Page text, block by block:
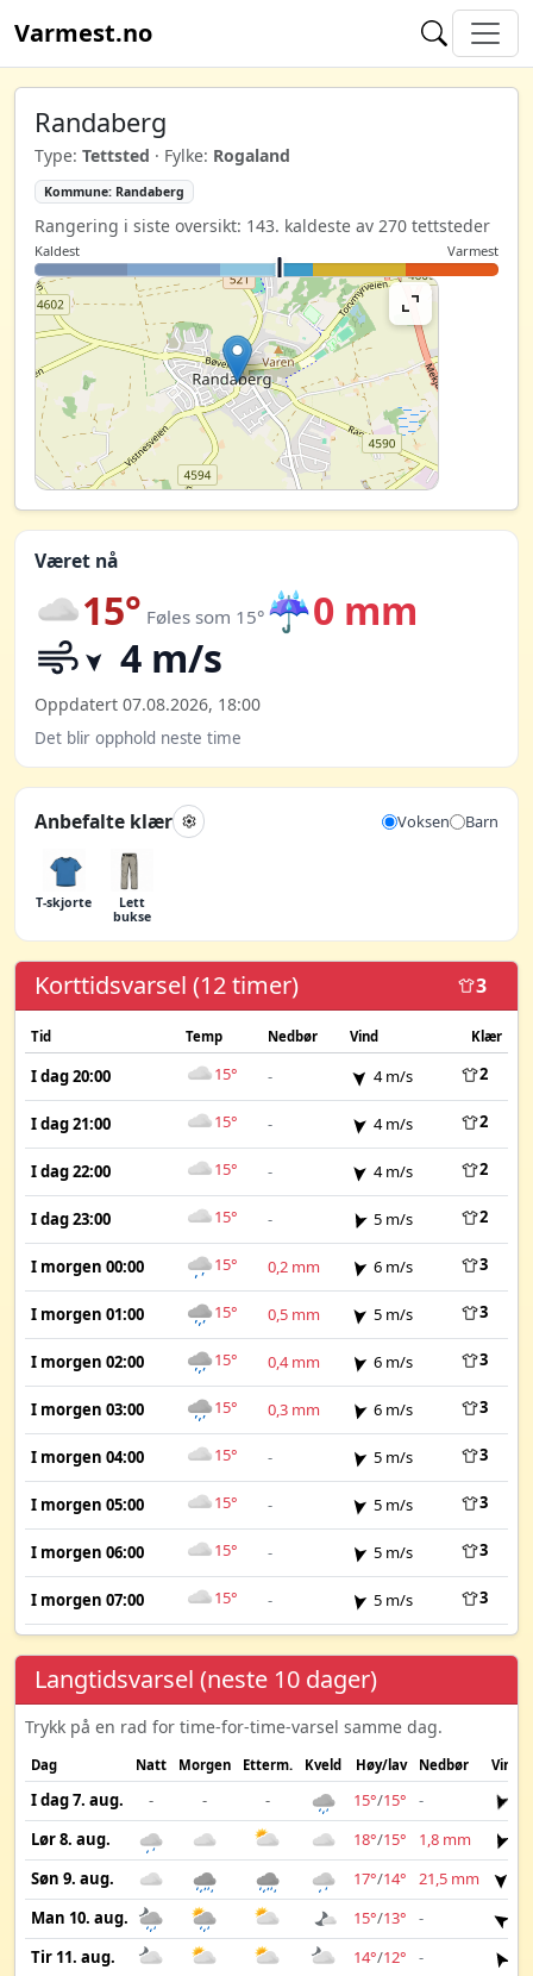
Varmest.no
Randaberg
Type: Tettsted · Fylke: Rogaland
Kommune: Randaberg
Rangering i siste oversikt: 143. kaldeste av 270 tettsteder
Kaldest Varmest
Været nå
15° Føles som 15° ☔0 mm
4 m/s
Oppdatert 07.08.2026, 18:00
Det blir opphold neste time
Anbefalte klær Voksen Barn
T-skjorte
Lett
bukse
Korttidsvarsel (12 timer) 3
Tid Temp Nedbør Vind Klær
I dag 20:00 15° - 4 m/s 2
I dag 21:00 15° - 4 m/s 2
I dag 22:00 15° - 4 m/s 2
I dag 23:00 15° - 5 m/s 2
I morgen 00:00 15° 0,2 mm 6 m/s 3
I morgen 01:00 15° 0,5 mm 5 m/s 3
I morgen 02:00 15° 0,4 mm 6 m/s 3
I morgen 03:00 15° 0,3 mm 6 m/s 3
I morgen 04:00 15° - 5 m/s 3
I morgen 05:00 15° - 5 m/s 3
I morgen 06:00 15° - 5 m/s 3
I morgen 07:00 15° - 5 m/s 3
Langtidsvarsel (neste 10 dager)
Trykk på en rad for time-for-time-varsel samme dag.
Dag Natt Morgen Etterm. Kveld Høy/lav Nedbør Vind
I dag 7. aug. - - - 15°/15° -
Lør 8. aug.
18°/15° 1,8 mm
Søn 9. aug.
17°/14° 21,5 mm
Man 10. aug.
15°/13° -
Tir 11. aug.
14°/12° -